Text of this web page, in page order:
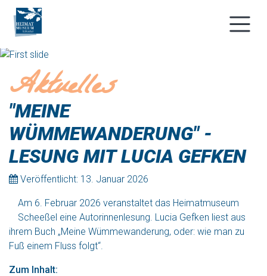
Aktuelles
"MEINE
WÜMMEWANDERUNG" -
LESUNG MIT LUCIA GEFKEN
Veröffentlicht: 13. Januar 2026
Am 6. Februar 2026 veranstaltet das Heimatmuseum
Scheeßel eine Autorinnenlesung. Lucia Gefken liest aus
ihrem Buch „Meine Wümmewanderung, oder: wie man zu
Fuß einem Fluss folgt“.
Zum Inhalt: